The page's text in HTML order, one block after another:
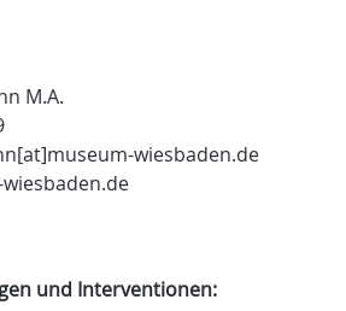
M.A.
wiesbaden.de
und Interventionen: